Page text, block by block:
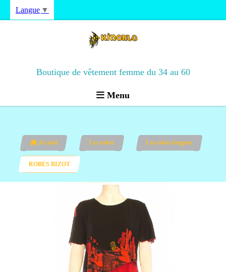
Boutique de vêtement femme du 34 au 60
Menu
Accueil Les robes Les robes longues
ROBES BIZOT
Langue ▼